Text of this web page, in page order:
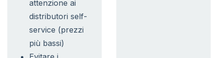
attenzione ai
distributori self-
service (prezzi
più bassi)